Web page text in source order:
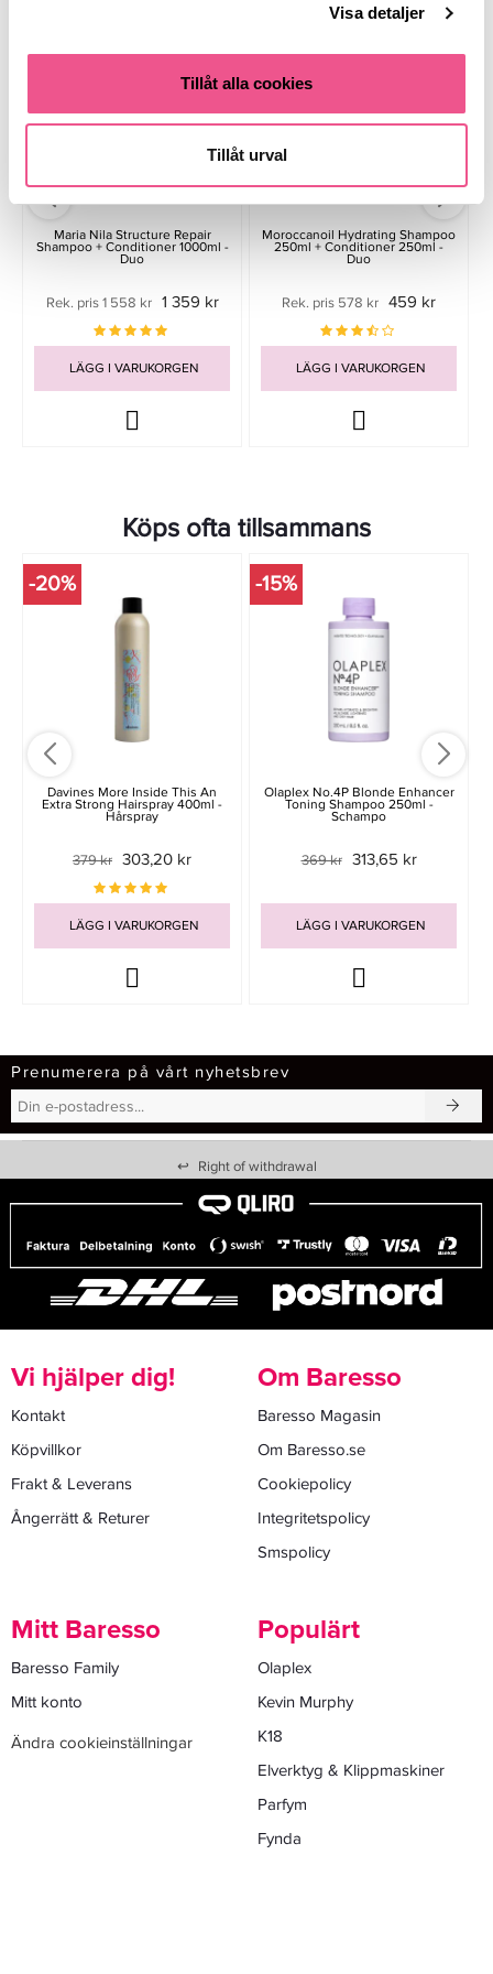
Visa detaljer
Tillåt alla cookies
Tillåt urval
Maria Nila Structure Repair
Shampoo + Conditioner 1000ml -
Duo
Rek. pris 1 558 kr 1 359 kr
LÄGG I VARUKORGEN
Moroccanoil Hydrating Shampoo
250ml + Conditioner 250ml -
Duo
Rek. pris 578 kr 459 kr
LÄGG I VARUKORGEN
Köps ofta tillsammans
-20%
Davines More Inside This An
Extra Strong Hairspray 400ml -
Hårspray
379 kr 303,20 kr
LÄGG I VARUKORGEN
-15%
Olaplex No.4P Blonde Enhancer
Toning Shampoo 250ml -
Schampo
369 kr 313,65 kr
LÄGG I VARUKORGEN
Prenumerera på vårt nyhetsbrev
↩ Right of withdrawal
Vi hjälper dig!
Kontakt
Köpvillkor
Frakt & Leverans
Ångerrätt & Returer
Om Baresso
Baresso Magasin
Om Baresso.se
Cookiepolicy
Integritetspolicy
Smspolicy
Mitt Baresso
Baresso Family
Mitt konto
Ändra cookieinställningar
Populärt
Olaplex
Kevin Murphy
K18
Elverktyg & Klippmaskiner
Parfym
Fynda